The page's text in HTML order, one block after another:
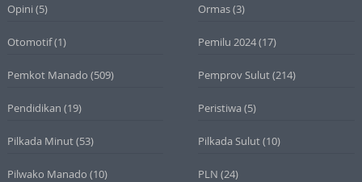
Opini (5) Ormas(3)
Otomotif(1) Pemilu 2024(17)
Pemkot Manado (509) Pemprov Sulut(214)
Pendidikan (19) Peristiwa (5)
Pilkada Minut(53) Pilkada Sulut(10)
Pilwako Manado (10) PLN (24)